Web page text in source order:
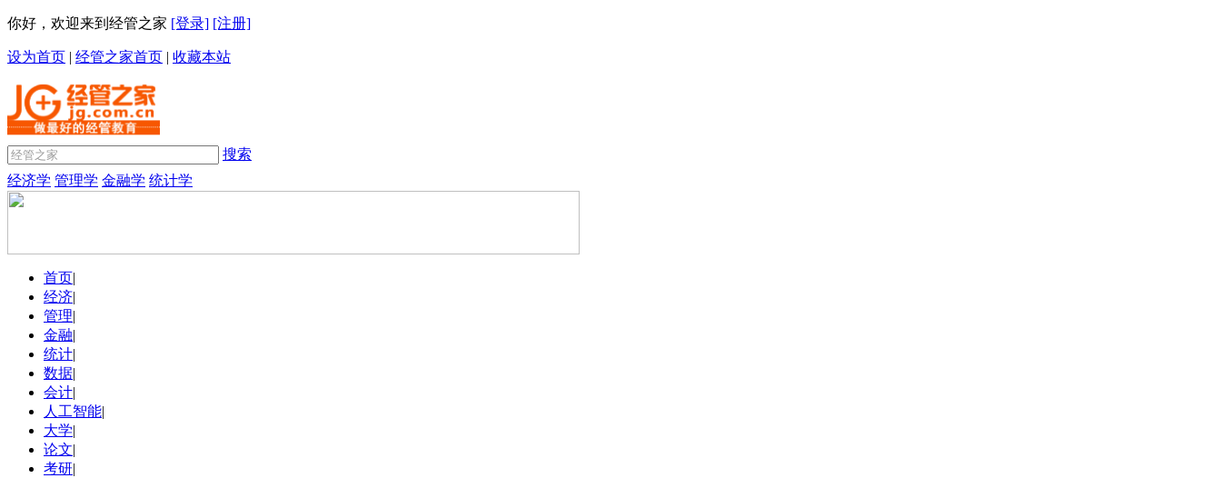
你好，欢迎来到经管之家 [登录] [注册]
设为首页 | 经管之家首页 | 收藏本站
搜索
经济学 管理学 金融学 统计学
首页|
经济|
管理|
金融|
统计|
数据|
会计|
人工智能|
大学|
论文|
考研|